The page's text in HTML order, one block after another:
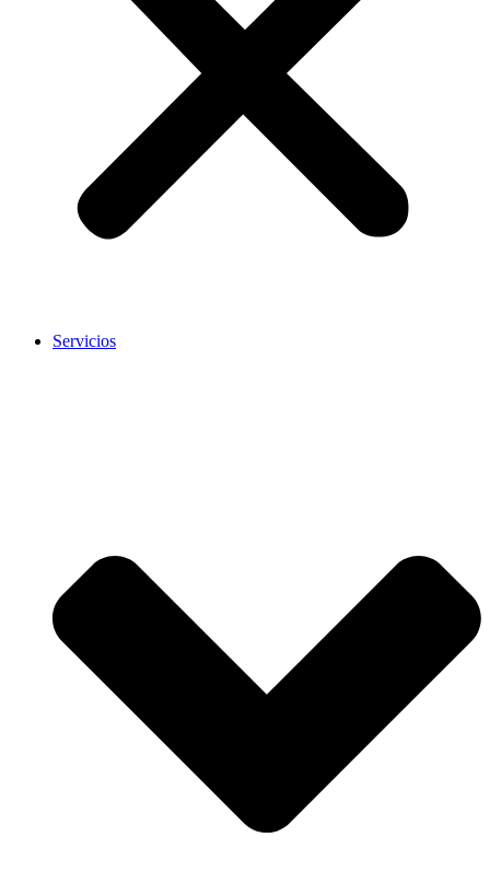
Servicios